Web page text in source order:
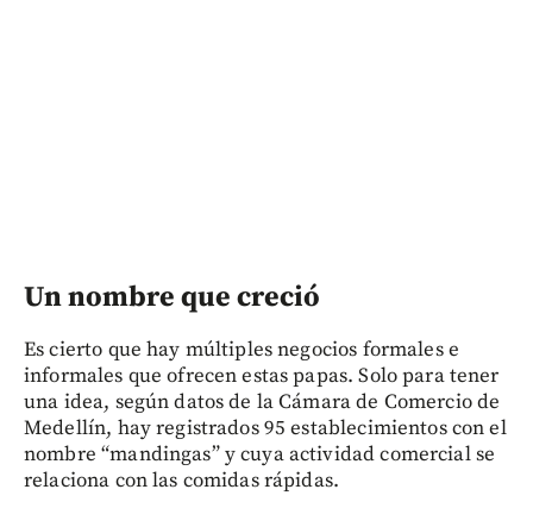
Un nombre que creció
Es cierto que hay múltiples negocios formales e
informales que ofrecen estas papas. Solo para tener
una idea, según datos de la Cámara de Comercio de
Medellín, hay registrados 95 establecimientos con el
nombre “mandingas” y cuya actividad comercial se
relaciona con las comidas rápidas.